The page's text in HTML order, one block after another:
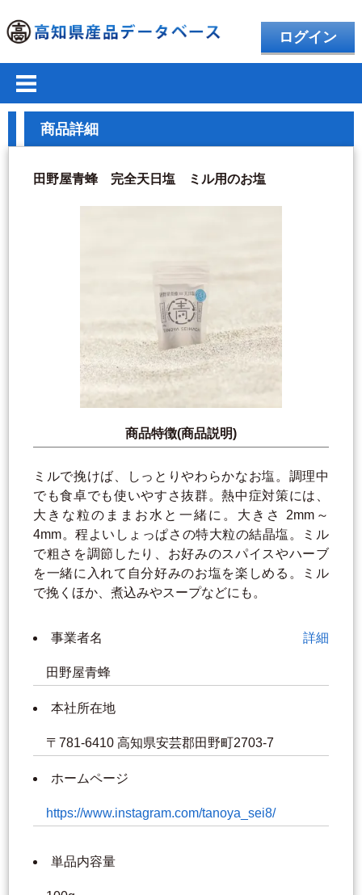
ログイン
商品詳細
田野屋青蜂 完全天日塩 ミル用のお塩
商品特徴(商品説明)
ミルで挽けば、しっとりやわらかなお塩。調理中
でも食卓でも使いやすさ抜群。熱中症対策には、
大きな粒のままお水と一緒に。大きさ 2mm～
4mm。程よいしょっぱさの特大粒の結晶塩。ミル
で粗さを調節したり、お好みのスパイスやハーブ
を一緒に入れて自分好みのお塩を楽しめる。ミル
で挽くほか、煮込みやスープなどにも。
事業者名 詳細
田野屋青蜂
本社所在地
〒781-6410 高知県安芸郡田野町2703-7
ホームページ
https://www.instagram.com/tanoya_sei8/
単品内容量